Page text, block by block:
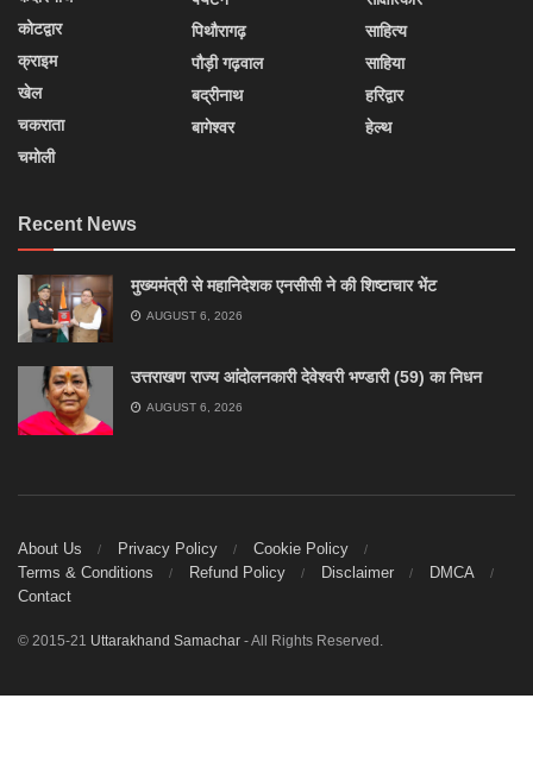
कोटद्वार
क्राइम
खेल
चकराता
चमोली
पिथौरागढ़
पौड़ी गढ़वाल
बद्रीनाथ
बागेश्वर
साहित्य
साहिया
हरिद्वार
हेल्थ
Recent News
मुख्यमंत्री से महानिदेशक एनसीसी ने की शिष्टाचार भेंट
AUGUST 6, 2026
उत्तराखण राज्य आंदोलनकारी देवेश्वरी भण्डारी (59) का निधन
AUGUST 6, 2026
About Us Privacy Policy
Cookie Policy
Terms & Conditions
Refund Policy Disclaimer
DMCA
Contact
© 2015-21 Uttarakhand Samachar - All Rights Reserved.